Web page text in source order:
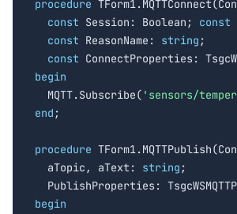
procedure
const Session: Boolean; const
const ReasonName: string ;
const
begin
MQTT.Subscribe( 'sensors/
end ;
procedure
  aTopic, aText:
string ;
begin